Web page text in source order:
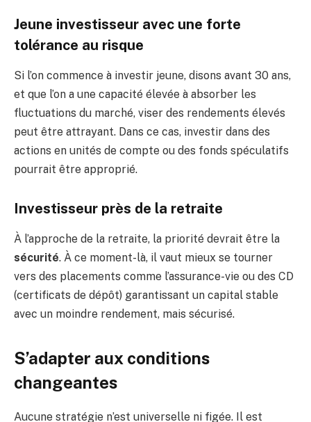
Jeune investisseur avec une forte
tolérance au risque
Si l’on commence à investir jeune, disons avant 30 ans,
et que l’on a une capacité élevée à absorber les
fluctuations du marché, viser des rendements élevés
peut être attrayant. Dans ce cas, investir dans des
actions en unités de compte ou des fonds spéculatifs
pourrait être approprié.
Investisseur près de la retraite
À l’approche de la retraite, la priorité devrait être la
sécurité. À ce moment-là, il vaut mieux se tourner
vers des placements comme l’assurance-vie ou des CD
(certificats de dépôt) garantissant un capital stable
avec un moindre rendement, mais sécurisé.
S’adapter aux conditions
changeantes
Aucune stratégie n’est universelle ni figée. Il est